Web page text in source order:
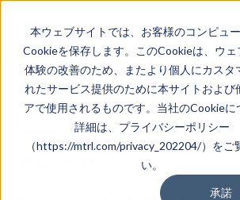
本ウェブサイトでは、お客様のコンピュ
Cookieを保存します。このCookieは、ウェ
体験の改善のため、またより個人にカスタ
れたサービス提供のために本サイトおよび
アで使用されるものです。当社のCookieに
詳細は、プライバシーポリシー
（https://mtrl.com/privacy_202204/）をご
い。
承諾
EN
Event Report